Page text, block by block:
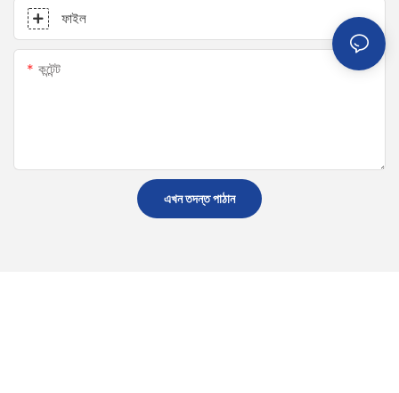
ফাইল
কন্টেন্ট
এখন তদন্ত পাঠান